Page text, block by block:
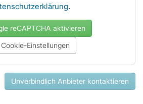
.
reCAPTCHA aktivieren
Einstellungen
Unverbindlich Anbieter kontaktieren